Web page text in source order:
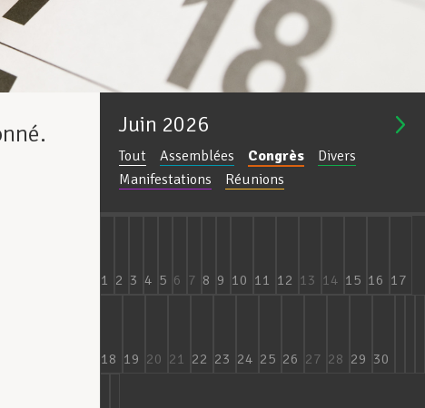
Juin 2026
Tout Assemblées Congrès
Divers
Manifestations
Réunions
1 2 3 4 5 6 7 8 9 10 11 12 13 14 15 16 17
18 19 20 21 22 23 24 25 26 27 28 29 30